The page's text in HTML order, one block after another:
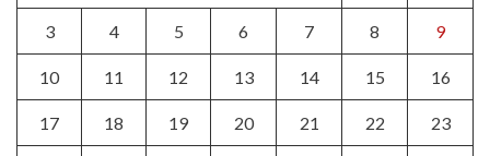
3 4 5 6 7 8 9
10 11 12 13 14 15 16
17 18 19 20 21 22 23